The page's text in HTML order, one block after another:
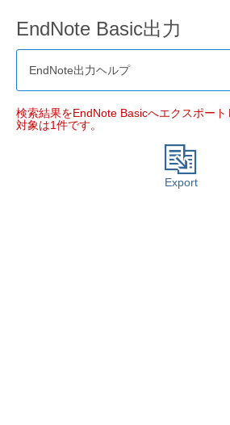
EndNote Basic出力
EndNote出力ヘルプ
検索結果をEndNote Basicへエクスポート
対象は1件です。
Export